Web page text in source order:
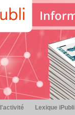
Lexique iPubli